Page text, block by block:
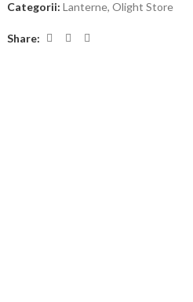
Categorii: Lanterne, Olight Store
Share: